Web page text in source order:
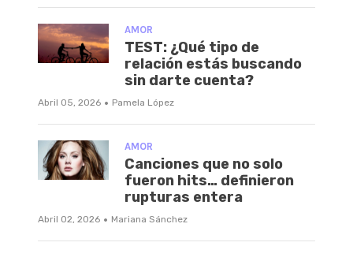
AMOR
TEST: ¿Qué tipo de
relación estás buscando
sin darte cuenta?
Abril 05, 2026 · Pamela López
AMOR
Canciones que no solo
fueron hits… definieron
rupturas entera
Abril 02, 2026 · Mariana Sánchez